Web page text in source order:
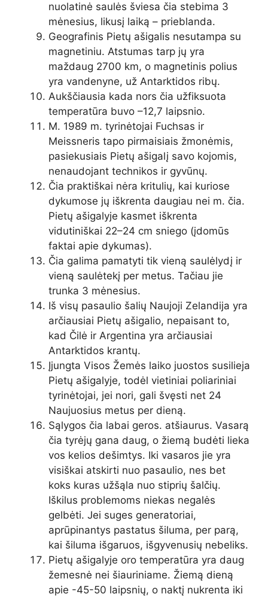
nuolatinė saulės šviesa čia stebima 3
mėnesius, likusį laiką – prieblanda.
Geografinis Pietų ašigalis nesutampa su
magnetiniu. Atstumas tarp jų yra
maždaug 2700 km, o magnetinis polius
yra vandenyne, už Antarktidos ribų.
Aukščiausia kada nors čia užfiksuota
temperatūra buvo –12,7 laipsnio.
M. 1989 m. tyrinėtojai Fuchsas ir
Meissneris tapo pirmaisiais žmonėmis,
pasiekusiais Pietų ašigalį savo kojomis,
nenaudojant technikos ir gyvūnų.
Čia praktiškai nėra kritulių, kai kuriose
dykumose jų iškrenta daugiau nei m. čia.
Pietų ašigalyje kasmet iškrenta
vidutiniškai 22–24 cm sniego (įdomūs
faktai apie dykumas).
Čia galima pamatyti tik vieną saulėlydį ir
vieną saulėtekį per metus. Tačiau jie
trunka 3 mėnesius.
Iš visų pasaulio šalių Naujoji Zelandija yra
arčiausiai Pietų ašigalio, nepaisant to,
kad Čilė ir Argentina yra arčiausiai
Antarktidos krantų.
Įjungta Visos Žemės laiko juostos susilieja
Pietų ašigalyje, todėl vietiniai poliariniai
tyrinėtojai, jei nori, gali švęsti net 24
Naujuosius metus per dieną.
Sąlygos čia labai geros. atšiaurus. Vasarą
čia tyrėjų gana daug, o žiemą budėti lieka
vos kelios dešimtys. Iki vasaros jie yra
visiškai atskirti nuo pasaulio, nes bet
koks kuras užšąla nuo stiprių šalčių.
Iškilus problemoms niekas negalės
gelbėti. Jei suges generatoriai,
aprūpinantys pastatus šiluma, per parą,
kai šiluma išgaruos, išgyvenusių nebeliks.
Pietų ašigalyje oro temperatūra yra daug
žemesnė nei šiauriniame. Žiemą dieną
apie -45-50 laipsnių, o naktį nukrenta iki